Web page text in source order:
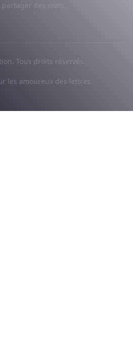
partager des mots.
Tous droits réservés.
les amoureux des lettres.